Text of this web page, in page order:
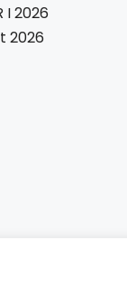
I 2026
2026